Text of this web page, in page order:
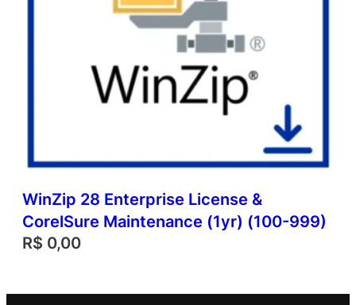
WinZip 28 Enterprise License &
CorelSure Maintenance (1yr) (100-999)
R$ 0,00